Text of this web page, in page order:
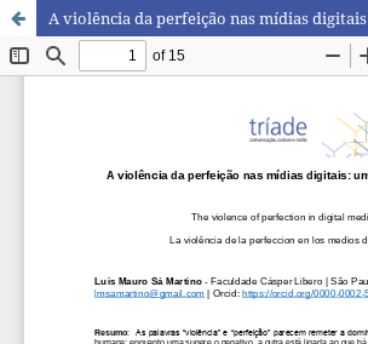
A violência da perfeição nas mídias digitais